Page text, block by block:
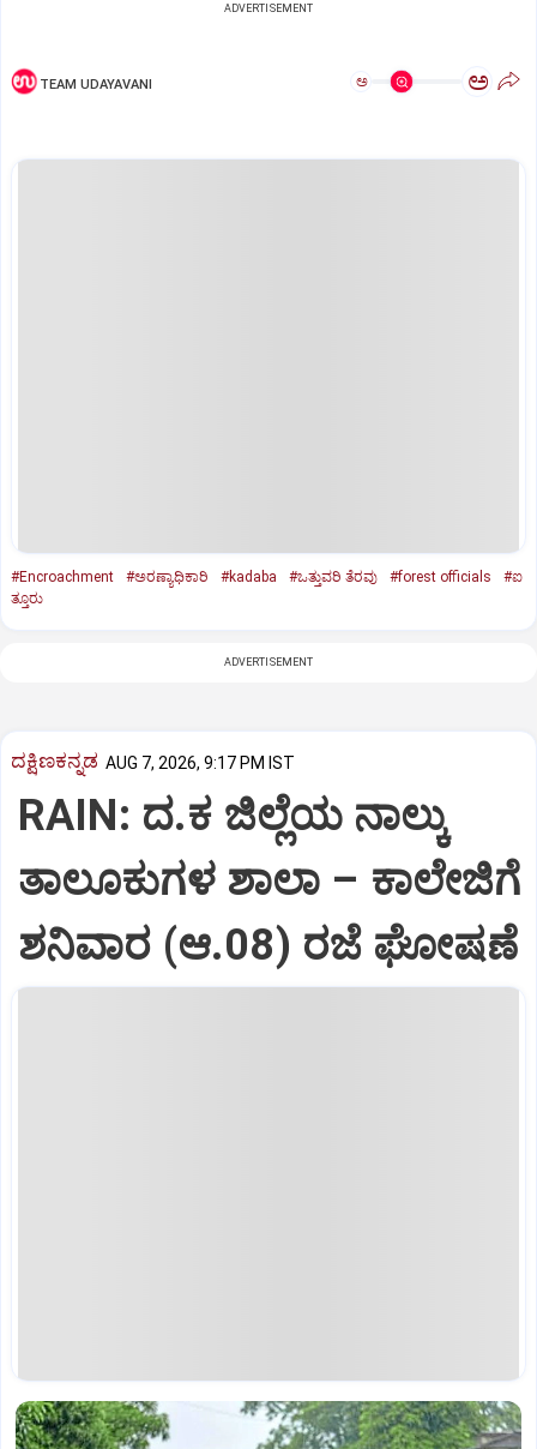
ADVERTISEMENT
TEAM UDAYAVANI ಅ ಅ
#Encroachment #ಅರಣ್ಯಾಧಿಕಾರಿ #kadaba #ಒತ್ತುವರಿ ತೆರವು #forest officials
#ಐ
ತ್ತೂರು
ADVERTISEMENT
ದಕ್ಷಿಣಕನ್ನಡ AUG 7, 2026, 9:17 PM IST
RAIN: ದ.ಕ ಜಿಲ್ಲೆಯ ನಾಲ್ಕು
ತಾಲೂಕುಗಳ ಶಾಲಾ – ಕಾಲೇಜಿಗೆ
ಶನಿವಾರ (ಆ.08) ರಜೆ ಘೋಷಣೆ